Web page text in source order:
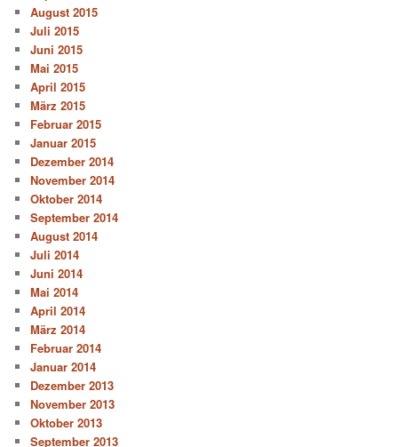
August 2015
Juli 2015
Juni 2015
Mai 2015
April 2015
März 2015
Februar 2015
Januar 2015
Dezember 2014
November 2014
Oktober 2014
September 2014
August 2014
Juli 2014
Juni 2014
Mai 2014
April 2014
März 2014
Februar 2014
Januar 2014
Dezember 2013
November 2013
Oktober 2013
September 2013